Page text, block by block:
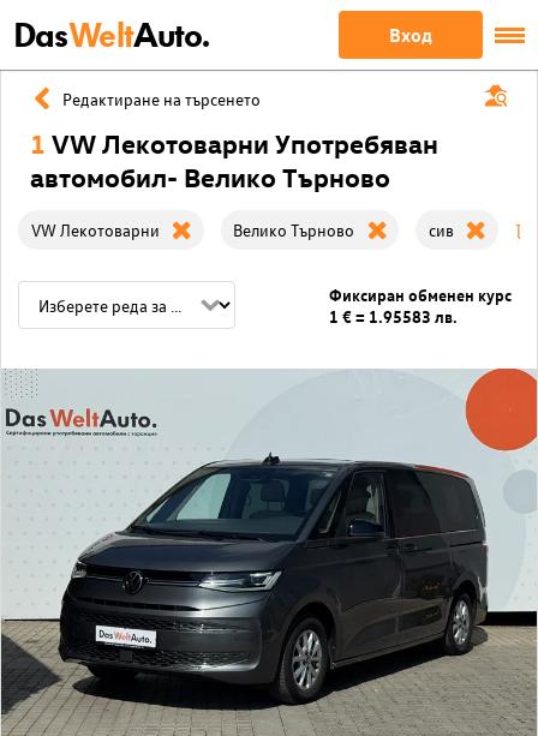
DasWeltAuto. Вход
Редактиране на търсенето
1 VW Лекотоварни Употребяван
автомобил- Велико Търново
VW Лекотоварни Велико Търново сив
Фиксиран обменен курс
1 € = 1.95583 лв.